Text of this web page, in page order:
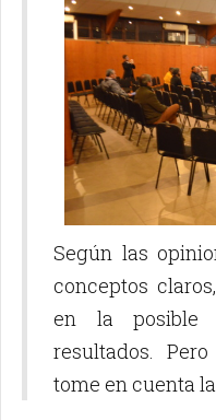
Según las
conceptos
en la posible
resultados.
tome en cuenta